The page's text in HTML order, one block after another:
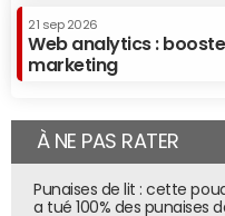
21 sep 2026
Web analytics :
marketing
À NE PAS RATER
Punaises de lit : cette
a tué 100% des punaises